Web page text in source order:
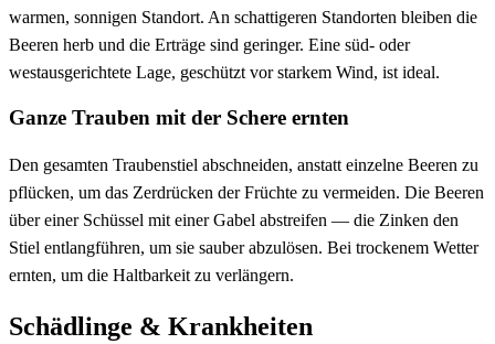
warmen, sonnigen Standort. An schattigeren Standorten bleiben die
Beeren herb und die Erträge sind geringer. Eine süd- oder
westausgerichtete Lage, geschützt vor starkem Wind, ist ideal.
Ganze Trauben mit der Schere ernten
Den gesamten Traubenstiel abschneiden, anstatt einzelne Beeren zu
pflücken, um das Zerdrücken der Früchte zu vermeiden. Die Beeren
über einer Schüssel mit einer Gabel abstreifen — die Zinken den
Stiel entlangführen, um sie sauber abzulösen. Bei trockenem Wetter
ernten, um die Haltbarkeit zu verlängern.
Schädlinge & Krankheiten